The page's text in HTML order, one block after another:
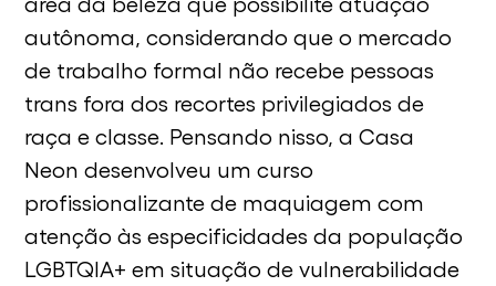
autônoma, considerando que o mercado
de trabalho formal não recebe pessoas
trans fora dos recortes privilegiados de
raça e classe. Pensando nisso, a Casa
Neon desenvolveu um curso
profissionalizante de maquiagem com
atenção às especificidades da população
LGBTQIA+ em situação de vulnerabilidade